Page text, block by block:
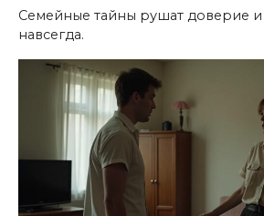
Семейные тайны рушат доверие
навсегда.